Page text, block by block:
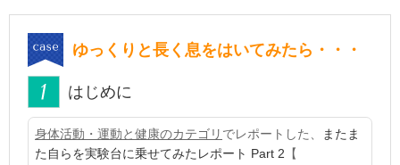
ゆっくりと長く息をはいてみたら・・・
はじめに
身体活動・運動と健康のカテゴリ でレポートした、 ま たま
た自らを実験台に乗せてみたレポート Part 2 【